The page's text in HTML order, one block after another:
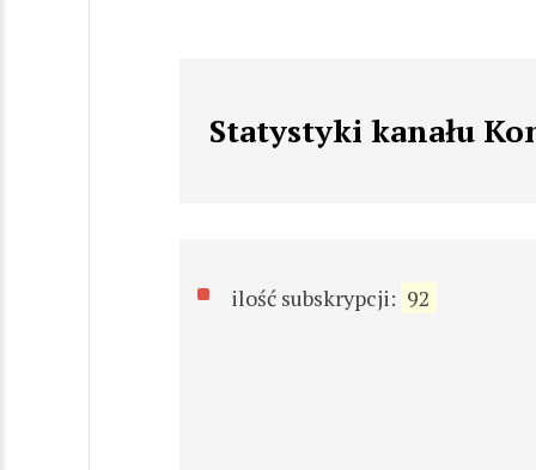
Statystyki kanału
ilość subskrypcji: 92